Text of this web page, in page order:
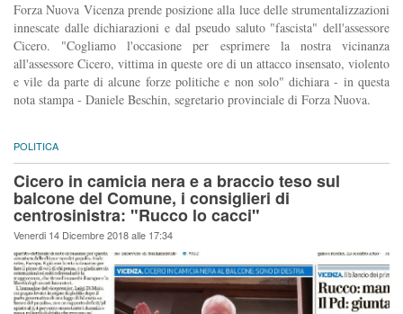
Forza Nuova Vicenza prende posizione alla luce delle strumentalizzazioni
innescate dalle dichiarazioni e dal pseudo saluto "fascista" dell'assessore
Cicero. "Cogliamo l'occasione per esprimere la nostra vicinanza
all'assessore Cicero, vittima in queste ore di un attacco insensato, violento
e vile da parte di alcune forze politiche e non solo" dichiara - in questa
nota stampa - Daniele Beschin, segretario provinciale di Forza Nuova.
POLITICA
Cicero in camicia nera e a braccio teso sul
balcone del Comune, i consiglieri di
centrosinistra: "Rucco lo cacci"
Venerdi 14 Dicembre 2018 alle 17:34